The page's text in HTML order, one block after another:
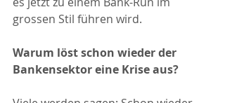
grossen Stil führen wird.
Warum löst schon wieder der
Bankensektor eine Krise aus?